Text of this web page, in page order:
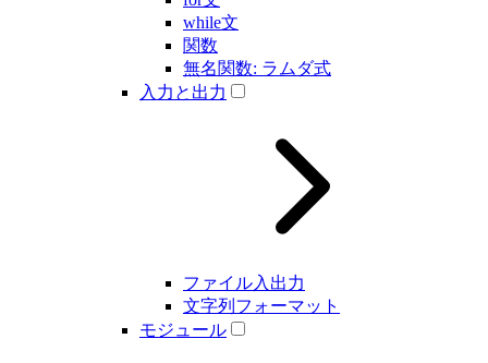
while文
関数
無名関数: ラムダ式
入力と出力
ファイル入出力
文字列フォーマット
モジュール